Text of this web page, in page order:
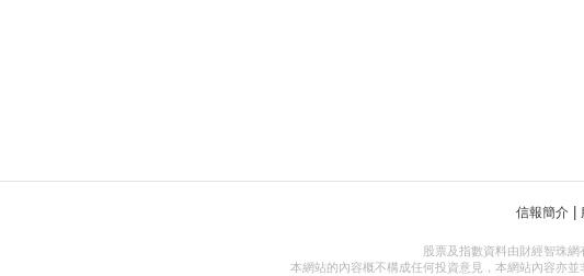
信報簡介
股票及指數資料由財經智珠
本網站的內容概不構成任何投資意見，本網站內容亦